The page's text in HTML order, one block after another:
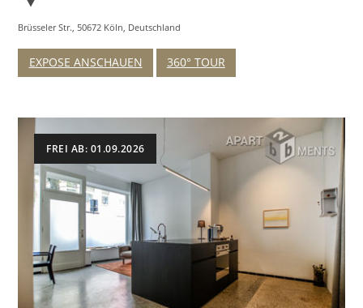
Brüsseler Str., 50672 Köln, Deutschland
EXPOSE ANSCHAUEN 360° TOUR
FREI AB: 01.09.2026